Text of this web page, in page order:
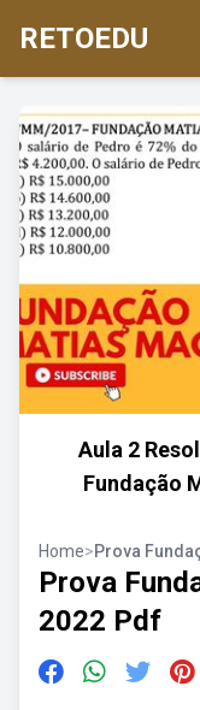
RETOEDU
Aula 2
Fundação
Home>Prova
Prova
2022 Pdf